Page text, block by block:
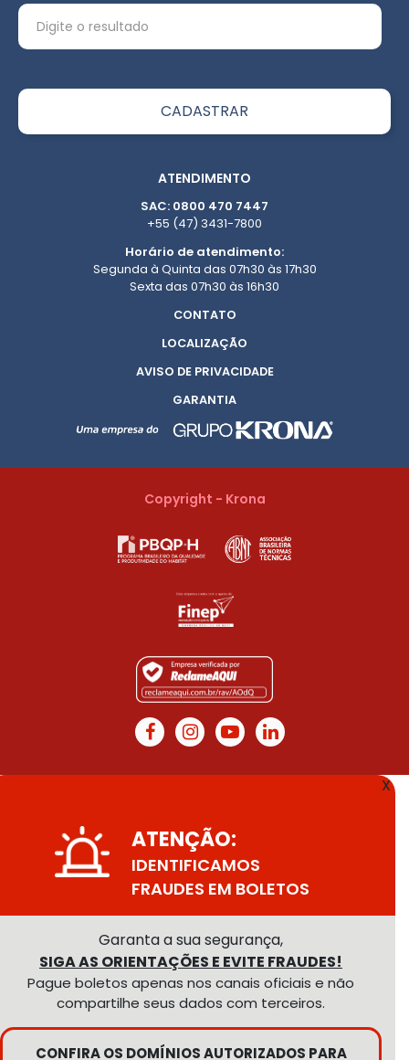
ATENDIMENTO
SAC: 0800 470 7447
+55 (47) 3431-7800
Horário de atendimento:
Segunda à Quinta das 07h30 às 17h30
Sexta das 07h30 às 16h30
CONTATO
LOCALIZAÇÃO
AVISO DE PRIVACIDADE
GARANTIA
Copyright - Krona
X
ATENÇÃO:
IDENTIFICAMOS
FRAUDES EM BOLETOS
Garanta a sua segurança,
SIGA AS ORIENTAÇÕES E EVITE FRAUDES!
Pague boletos apenas nos canais oficiais e não
compartilhe seus dados com terceiros.
CONFIRA OS DOMÍNIOS AUTORIZADOS PARA